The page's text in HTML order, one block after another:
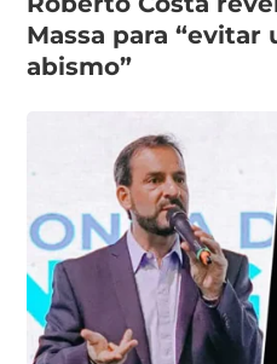
Massa para “evitar
abismo”